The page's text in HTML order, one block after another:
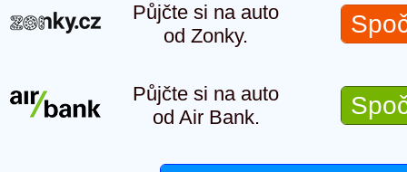
Půjčte si na auto
od Zonky.
Půjčte si na auto
od Air Bank.